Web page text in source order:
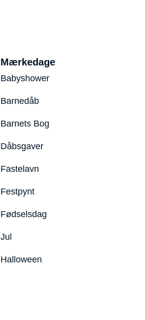
Mærkedage
Babyshower
Barnedåb
Barnets Bog
Dåbsgaver
Fastelavn
Festpynt
Fødselsdag
Jul
Halloween